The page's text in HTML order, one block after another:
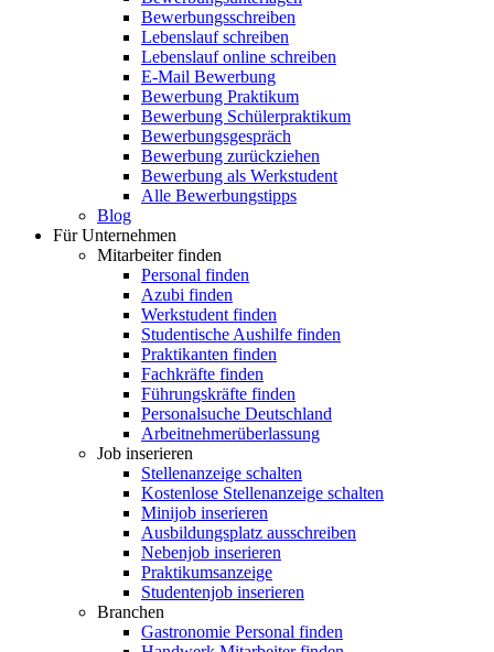
Bewerbungsschreiben
Lebenslauf schreiben
Lebenslauf online schreiben
E-Mail Bewerbung
Bewerbung Praktikum
Bewerbung Schülerpraktikum
Bewerbungsgespräch
Bewerbung zurückziehen
Bewerbung als Werkstudent
Alle Bewerbungstipps
Blog
Für Unternehmen
Mitarbeiter finden
Personal finden
Azubi finden
Werkstudent finden
Studentische Aushilfe finden
Praktikanten finden
Fachkräfte finden
Führungskräfte finden
Personalsuche Deutschland
Arbeitnehmerüberlassung
Job inserieren
Stellenanzeige schalten
Kostenlose Stellenanzeige schalten
Minijob inserieren
Ausbildungsplatz ausschreiben
Nebenjob inserieren
Praktikumsanzeige
Studentenjob inserieren
Branchen
Gastronomie Personal finden